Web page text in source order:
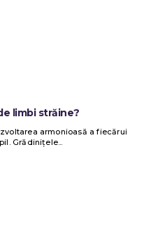
limbi străine?
Grădinițele...